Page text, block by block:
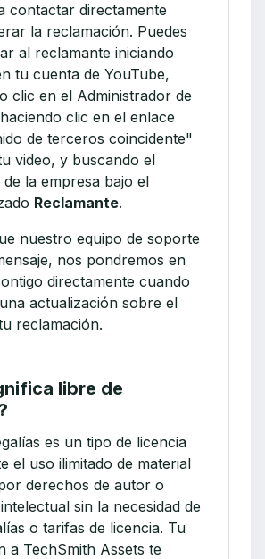
contactar directamente
la reclamación. Puedes
al reclamante iniciando
tu cuenta de YouTube,
clic en el Administrador de
clic en el enlace
de terceros coincidente"
video, y buscando el
la empresa bajo el
Reclamante.
nuestro equipo de soporte
nos pondremos en
directamente cuando
actualización sobre el
reclamación.
libre de
es un tipo de licencia
el uso ilimitado de material
derechos de autor o
sin la necesidad de
o tarifas de licencia. Tu
a TechSmith Assets te